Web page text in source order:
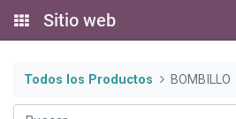
Sitio web
Todos los Productos BOMBILLO